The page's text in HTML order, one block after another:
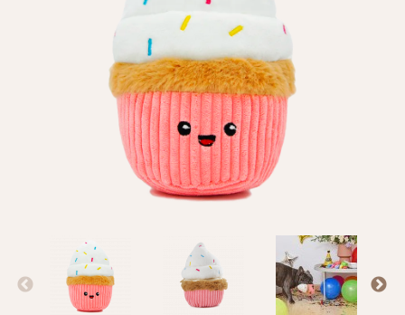
БЛОГ
Оплата и доставка
Программа лояльности
О Нас
Оптовым клиентам
Контакты